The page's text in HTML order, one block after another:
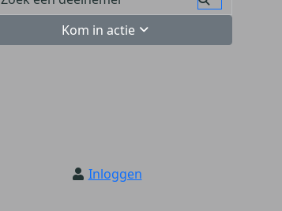
Kom in actie
Inloggen